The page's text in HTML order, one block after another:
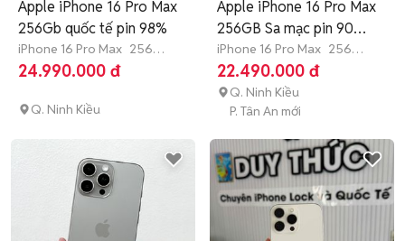
Apple iPhone 16 Pro Max
256Gb quốc tế pin 98%
iPhone 16 Pro Max 256
GB 4-6 tháng
24.990.000 đ
Q. Ninh Kiều
Apple iPhone 16 Pro Max
256GB Sa mạc pin 90
98%.
iPhone 16 Pro Max 256
GB Còn bảo hành
22.490.000 đ
Q. Ninh Kiều
P. Tân An mới